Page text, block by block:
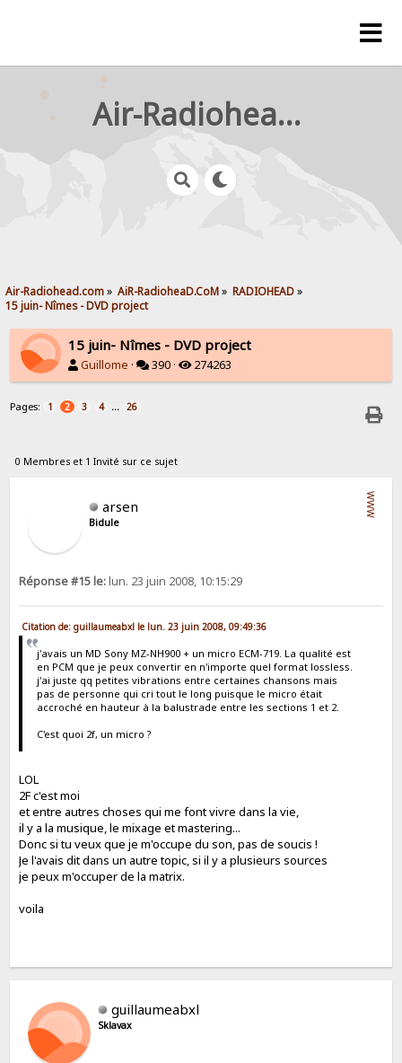
Air-Radiohead.com
Air-Radiohead.com» AiR-RadioheaD.CoM» RADIOHEAD»
15 juin- Nîmes - DVD project
15 juin- Nîmes - DVD project
Guillome · 390 · 274263
Pages: 1 2 3 4 ... 26
0 Membres et 1 Invité sur ce sujet
arsen
Bidule
WWW
Réponse #15 le:lun. 23 juin 2008, 10:15:29
Citation de: guillaumeabxl le lun. 23 juin 2008, 09:49:36
j'avais un MD Sony MZ-NH900 + un micro ECM-719. La qualité est
en PCM que je peux convertir en n'importe quel format lossless.
j'ai juste qq petites vibrations entre certaines chansons mais
pas de personne qui cri tout le long puisque le micro était
accroché en hauteur à la balustrade entre les sections 1 et 2.
C'est quoi 2f, un micro ?
LOL
2F c'est moi
et entre autres choses qui me font vivre dans la vie,
il y a la musique, le mixage et mastering...
Donc si tu veux que je m'occupe du son, pas de soucis !
Je l'avais dit dans un autre topic, si il y a plusieurs sources
je peux m'occuper de la matrix.
voila
guillaumeabxl
Sklavax